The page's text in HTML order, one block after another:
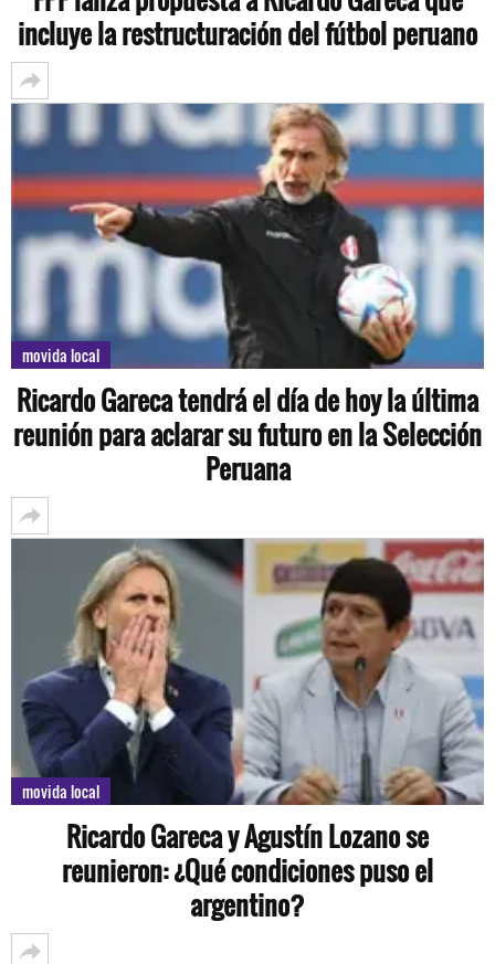
incluye la restructuración del fútbol peruano
movida local
Ricardo Gareca tendrá el día de hoy la última
reunión para aclarar su futuro en la Selección
Peruana
movida local
Ricardo Gareca y Agustín Lozano se
reunieron: ¿Qué condiciones puso el
argentino?